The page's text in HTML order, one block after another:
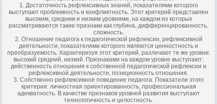
1. Достаточность рефлексивных знаний, показателями которого
выступают проблемность и конфликтность. Этот критерий представлен
высоким, средним и низким уровнями, на каждом из которых
рассматриваются такие признаки как глубина, дифференцированность,
сложность.
2. Отношение педагога к педагогической рефлексии, рефлексивной
деятельности, показателями которого являются ценностность и
преобразуемость. Характеризуя этот критерий, различают те же уровни:
высокий средний, низкий. Признаками на каждом уровне выступают:
действенность отношения к собственной педагогической рефлексии и
рефлексивной деятельности, позиционность отношения.
3. Собственно рефлексивное поведение педагога. Показатели этого
критерия: личностная ориентированность, профессиональная
адекватность. В качестве признаков уровней развития выступают
технологичность и целостность.